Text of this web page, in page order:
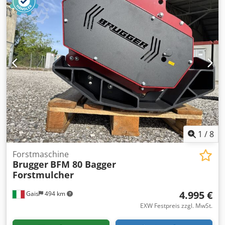
und Druck gelagert. Die Kegelrollenlager sind schmierbar
für eine lange Lebensdauer. Ein leistungsstarker HMT 500
Hydraulikmotor gibt Ihnen mit bis zu 1.800 Nm das dafür
notwendige Drehmoment für effizientes Arbeiten, ab 25
l/min bis zu 125 l/min und 210 bar Druck Gewicht 70 kg
inklusive: • Antriebsgerät mit leistungsstarkem HMT
Hydraulikmotor, Gewicht 70kg • Drillkegel mit Spitze Ø 200
mm 270 mm/400mm lang, stirnseitig 6xM16 Gewinde
LK173 Dwodpeuph Uxofx Ai Ssa Gesamtlänge 270 mm +
Drillkegelspitze 130 mm = 400 mm Durchmesser 200 mm
Gewicht 30 kg Gesamtgewicht 100 kg
werden die Kräfte sicher in axialer und radialer Richtung
aufgenommen. Ein großer leitungsstarker Hydraulikmotor
Typ HMT500, hat mit bis zu 1600 Nm das notwendige
Drehmoment für kraftvolles und effizientes Arbeiten.
Ölvolumen bis 125 l/min., Druck bis 210 bar, Drehzahl 240
U/min. Artikel-Nr.: MTT500 Dsdpfjdf Sgrsx Ai Sowa
Erdbohrer, Drillkegel und andere Werkzeuge auf Anfrage
gegen Aufpreis. Schnellwechselaufnahmen MS 01 - MS03 -
MS08 oder andere Adapter ebenfalls auf Anfrage und
gegen Aufpreis.
1 /8
Gais 494 km
Forstmaschine
Brugger BFM 80 Bagger
Forstmulcher
4.995 €
EXW Festpreis zzgl. MwSt.